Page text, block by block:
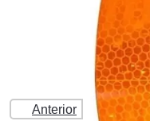
Anterior